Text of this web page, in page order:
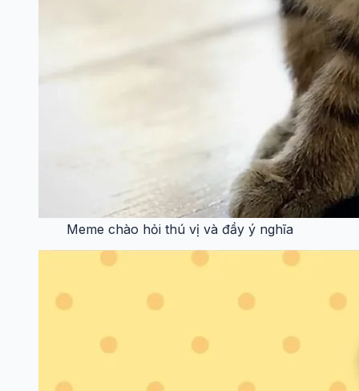
Meme chào hỏi thú vị và đầy ý nghĩa